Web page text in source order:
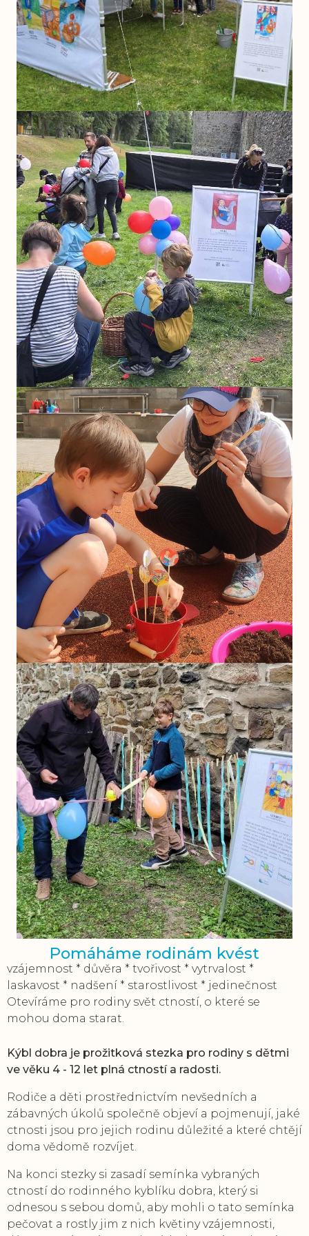
Pomáháme rodinám kvést
vzájemnost * důvěra * tvořivost * vytrvalost *
laskavost * nadšení * starostlivost * jedinečnost
Otevíráme pro rodiny svět ctností, o které se
mohou doma starat.
Kýbl dobra je prožitková stezka pro rodiny s dětmi
ve věku 4 - 12 let plná ctností a radosti.
Rodiče a děti prostřednictvím nevšedních a
zábavných úkolů společně objeví a pojmenují, jaké
ctnosti jsou pro jejich rodinu důležité a které chtějí
doma vědomě rozvíjet.
Na konci stezky si zasadí semínka vybraných
ctností do rodinného kyblíku dobra, který si
odnesou s sebou domů, aby mohli o tato semínka
pečovat a rostly jim z nich květiny vzájemnosti,